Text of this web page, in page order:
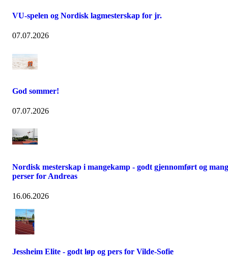
VU-spelen og Nordisk lagmesterskap for jr.
07.07.2026
God sommer!
07.07.2026
Nordisk mesterskap i mangekamp - godt gjennomført og
perser for Andreas
16.06.2026
Jessheim Elite - godt løp og pers for Vilde-Sofie